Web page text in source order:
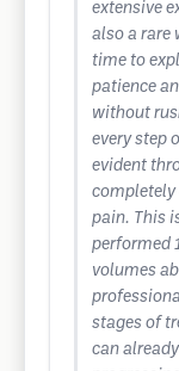
extensive
also a rare
time to
patience
without
every step
evident
pain. This
performed
volumes
stages of
can